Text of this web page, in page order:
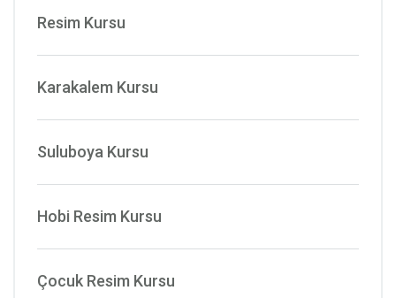
Resim Kursu
Karakalem Kursu
Suluboya Kursu
Hobi Resim Kursu
Çocuk Resim Kursu